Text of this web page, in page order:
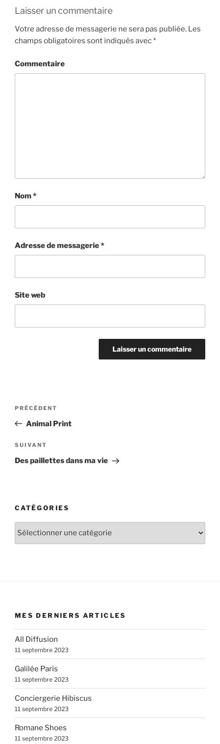
Laisser un commentaire
Votre adresse de messagerie ne sera pas publiée. Les
champs obligatoires sont indiqués avec*
Commentaire
Nom*
Adresse de messagerie*
Site web
Navigation
l’article
Article
précédent
PRÉCÉDENT
Animal Print
Article
suivant
SUIVANT
Des paillettes dans ma vie
CATÉGORIES
Catégories
MES DERNIERS ARTICLES
All Diffusion
11 septembre 2023
Galilée Paris
11 septembre 2023
Conciergerie Hibiscus
11 septembre 2023
Romane Shoes
11 septembre 2023